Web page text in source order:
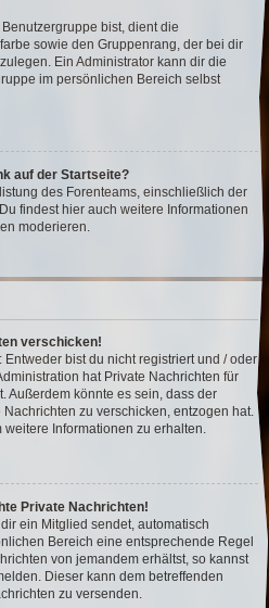
bist, dient die
sowie den Gruppenrang, der bei dir
Ein Administrator kann dir die
im persönlichen Bereich selbst
auf der Startseite?
des Forenteams, einschließlich der
findest hier auch weitere Informationen
moderieren.
verschicken!
bist du nicht registriert und / oder
hat Private Nachrichten für
Außerdem könnte es sein, dass der
zu verschicken, entzogen hat.
weitere Informationen zu erhalten.
Private Nachrichten!
ein Mitglied sendet, automatisch
Bereich eine entsprechende Regel
von jemandem erhältst, so kannst
Dieser kann dem betreffenden
zu versenden.